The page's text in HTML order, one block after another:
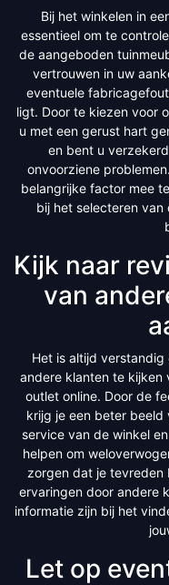
Bij het winkelen in
essentieel om te
de aangeboden
vertrouwen in uw
eventuele
ligt. Door te kiezen voor
u met een gerust hart
en bent u
onvoorziene
belangrijke factor mee
bij het selecteren
Kijk naar
van
Het is altijd verstandig
andere klanten te kijken
outlet online. Door de
krijg je een beter
service van de winkel
helpen om
zorgen dat je tevreden
ervaringen door andere
informatie zijn bij het
Let op